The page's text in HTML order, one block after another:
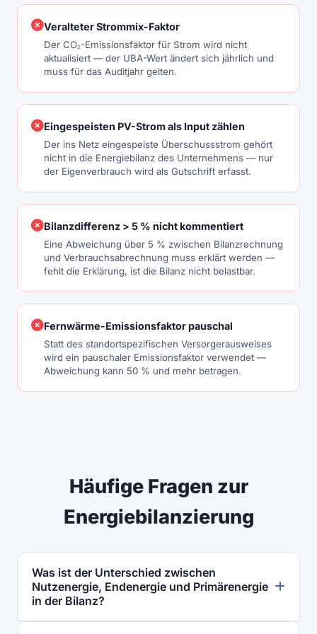
Veralteter Strommix-Faktor
Der CO₂-Emissionsfaktor für Strom wird nicht
aktualisiert — der UBA-Wert ändert sich jährlich und
muss für das Auditjahr gelten.
Eingespeisten PV-Strom als Input zählen
Der ins Netz eingespeiste Überschussstrom gehört
nicht in die Energiebilanz des Unternehmens — nur
der Eigenverbrauch wird als Gutschrift erfasst.
Bilanzdifferenz > 5 % nicht kommentiert
Eine Abweichung über 5 % zwischen Bilanzrechnung
und Verbrauchsabrechnung muss erklärt werden —
fehlt die Erklärung, ist die Bilanz nicht belastbar.
Fernwärme-Emissionsfaktor pauschal
Statt des standortspezifischen Versorgerausweises
wird ein pauschaler Emissionsfaktor verwendet —
Abweichung kann 50 % und mehr betragen.
Häufige Fragen zur
Energiebilanzierung
Was ist der Unterschied zwischen
Nutzenergie, Endenergie und Primärenergie
in der Bilanz?